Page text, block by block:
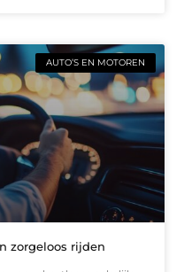
AUTO’S EN MOTOREN
zorgeloos rijden